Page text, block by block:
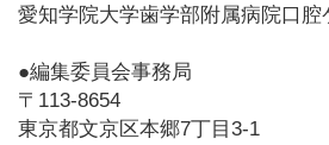
愛知学院大学歯学部附属病院口腔
●編集委員会事務局
〒113-8654
東京都文京区本郷7丁目3-1